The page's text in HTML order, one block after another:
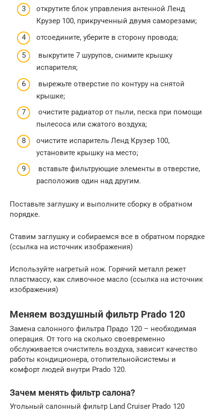
открутите блок управления антенной Ленд
Крузер 100, прикрученный двумя саморезами;
отсоедините, уберите в сторону провода;
выкрутите 7 шурупов, снимите крышку
испарителя;
вырежьте отверстие по контуру на снятой
крышке;
очистите радиатор от пыли, песка при помощи
пылесоса или сжатого воздуха;
очистите испаритель Ленд Крузер 100,
установите крышку на место;
вставьте фильтрующие элементы в отверстие,
расположив один над другим.
Поставьте заглушку и выполните сборку в обратном
порядке.
Ставим заглушку и собираемся все в обратном порядке
(ссылка на источник изображения)
Используйте нагретый нож. Горячий металл режет
пластмассу, как сливочное масло (ссылка на источник
изображения)
Меняем воздушный фильтр Prado 120
Замена салонного фильтра Прадо 120 – необходимая
операция. От того на сколько своевременно
обслуживается очиститель воздуха, зависит качество
работы кондиционера, отопительнойсистемы и
комфорт людей внутри Prado 120.
Зачем менять фильтр салона?
Угольный салонный фильтр Land Cruiser Prado 120